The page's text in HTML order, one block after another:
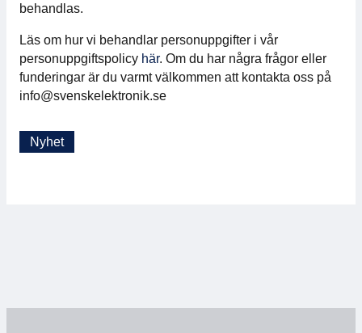
Handböcker
Direktiv och regler
Fokusgrupper
Om Svensk Elektronik
behandlas.
Läs om hur vi behandlar personuppgifter i vår
personuppgiftspolicy här. Om du har några frågor eller
funderingar är du varmt välkommen att kontakta oss på
info@svenskelektronik.se
Nyhet